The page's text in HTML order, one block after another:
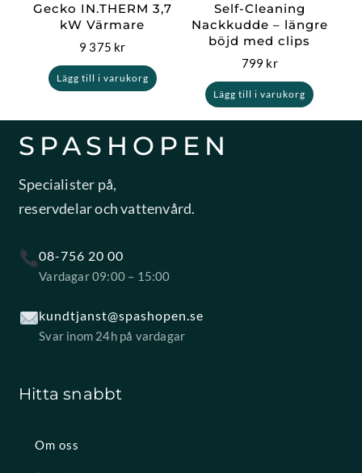
Gecko IN.THERM 3,7
kW Värmare
9 375 kr
Lägg till i varukorg
Self-Cleaning
Nackkudde – längre
böjd med clips
799 kr
Lägg till i varukorg
SPASHOPEN
Specialister på,
reservdelar och vattenvård.
08-756 20 00
Vardagar 09:00 – 15:00
kundtjanst@spashopen.se
Svar inom 24h på vardagar
Hitta snabbt
Om oss